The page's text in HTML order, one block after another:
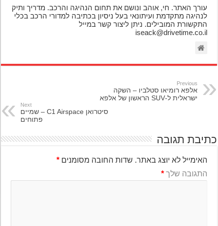
עורך האתר. חי, אוהב ונושם את תחום הנהיגה והרכב. מדריך ותיק
לנהיגה מתקדמת ועיתונאי בעל ניסיון בכתיבה למדורי הרכב בכלי
התקשורת המובילים. ניתן ליצור קשר במייל
iseack@drivetime.co.il
Previous
אלפא רומיאו סטלביו – השקה
ישראלית ל-SUV הראשון של אלפא
Next
סיטרואן C1 Airspace – שמיים
פתוחים
תגובה
האימייל לא יוצג באתר. שדות החובה מסומנים*
התגובה שלך*